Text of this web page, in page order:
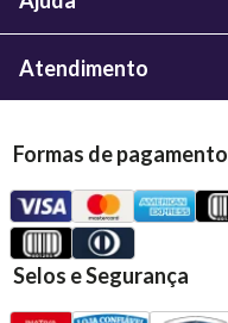
Atendimento
Formas de pagamento
Selos e Segurança